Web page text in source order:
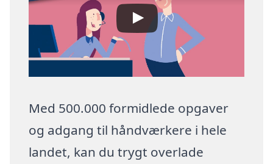
Med 500.000 formidlede opgaver
og adgang til håndværkere i hele
landet, kan du trygt overlade